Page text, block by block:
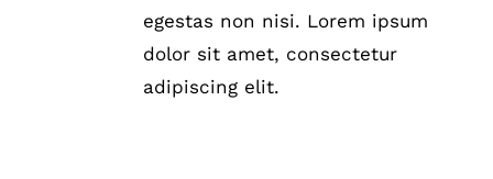
egestas non nisi. Lorem ipsum
dolor sit amet, consectetur
adipiscing elit.